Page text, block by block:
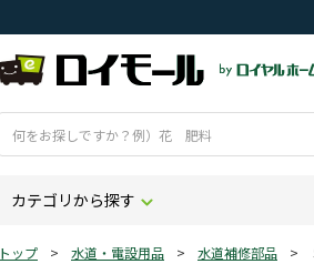
カテゴリから探す
トップ > 水道・電設用品 > 水道補修部品 >